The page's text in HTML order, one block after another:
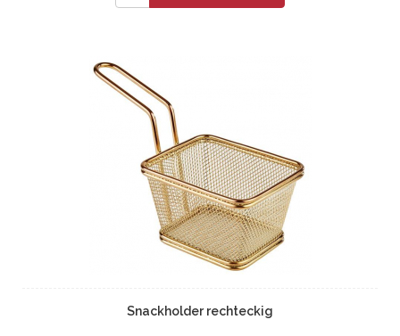
Snackholder rechteckig